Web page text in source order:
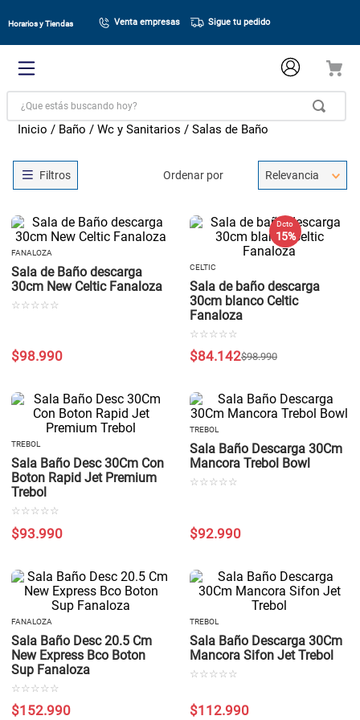
Horarios y Tiendas Venta empresas Sigue tu pedido
¿Que estás buscando hoy?
Baño Wc y Sanitarios Salas de Baño
Ordenar por Relevancia
FANALOZA
Sala de Baño descarga
30cm New Celtic Fanaloza
☆ ☆ ☆ ☆ ☆
$98.990
Dcto
15 %
CELTIC
Sala de baño descarga
30cm blanco Celtic
Fanaloza
☆ ☆ ☆ ☆ ☆
$98.990
$84.142
TREBOL
Sala Baño Desc 30Cm Con
Boton Rapid Jet Premium
Trebol
☆ ☆ ☆ ☆ ☆
$93.990
TREBOL
Sala Baño Descarga 30Cm
Mancora Trebol Bowl
☆ ☆ ☆ ☆ ☆
$92.990
FANALOZA
Sala Baño Desc 20.5 Cm
New Express Bco Boton
Sup Fanaloza
☆ ☆ ☆ ☆ ☆
$152.990
TREBOL
Sala Baño Descarga 30Cm
Mancora Sifon Jet Trebol
☆ ☆ ☆ ☆ ☆
$112.990